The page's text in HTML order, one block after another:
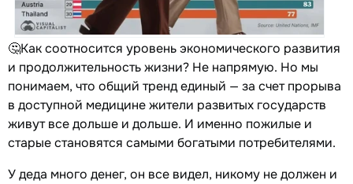
🤔Как соотносится уровень экономического развития
и продолжительность жизни? Не напрямую. Но мы
понимаем, что общий тренд единый — за счет прорыва
в доступной медицине жители развитых государств
живут все дольше и дольше. И именно пожилые и
старые становятся самыми богатыми потребителями.
У деда много денег, он все видел, никому не должен и